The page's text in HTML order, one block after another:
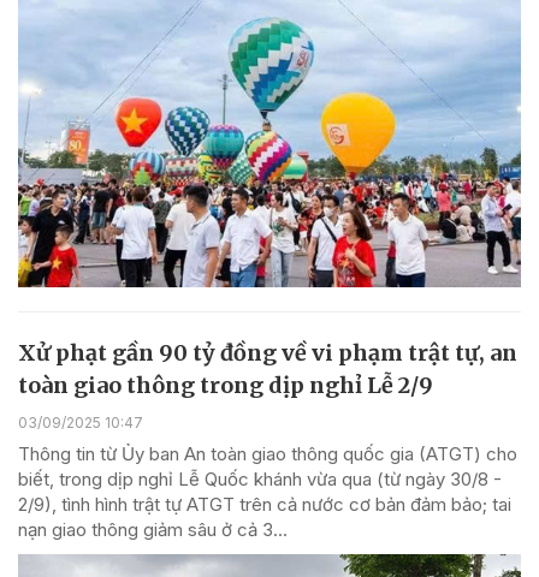
Xử phạt gần 90 tỷ đồng về vi phạm trật tự, an
toàn giao thông trong dịp nghỉ Lễ 2/9
03/09/2025 10:47
Thông tin từ Ủy ban An toàn giao thông quốc gia (ATGT) cho
biết, trong dịp nghỉ Lễ Quốc khánh vừa qua (từ ngày 30/8 -
2/9), tình hình trật tự ATGT trên cả nước cơ bản đảm bảo; tai
nạn giao thông giảm sâu ở cả 3...